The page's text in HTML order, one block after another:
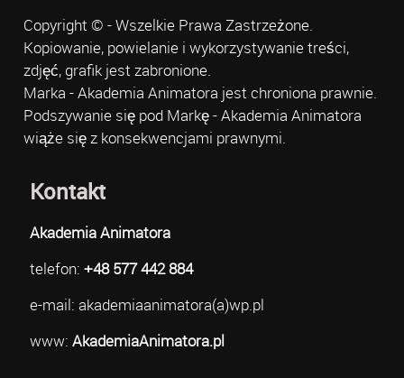
Copyright © - Wszelkie Prawa Zastrzeżone.
Kopiowanie, powielanie i wykorzystywanie treści,
zdjęć, grafik jest zabronione.
Marka - Akademia Animatora jest chroniona prawnie.
Podszywanie się pod Markę - Akademia Animatora
wiąże się z konsekwencjami prawnymi.
Kontakt
Akademia Animatora
telefon: +48 577 442 884
e-mail: akademiaanimatora(a)wp.pl
www: AkademiaAnimatora.pl